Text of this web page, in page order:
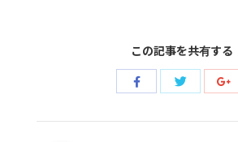
この記事を共有する
Share
Share